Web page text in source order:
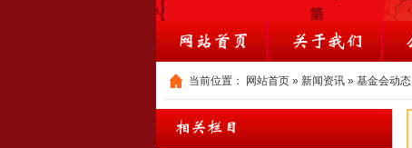
当前位置： 网站首页 » 新闻资讯 » 基金会动态